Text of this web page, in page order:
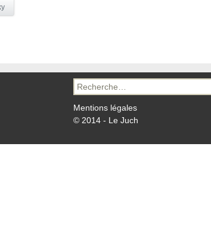
Recherche
pour :
Mentions légales
© 2014 - Le Juch